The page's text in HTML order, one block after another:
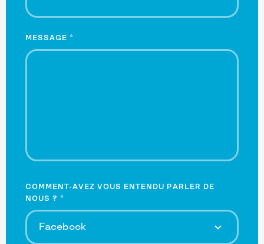
MESSAGE *
COMMENT-AVEZ VOUS ENTENDU PARLER DE
NOUS ? *